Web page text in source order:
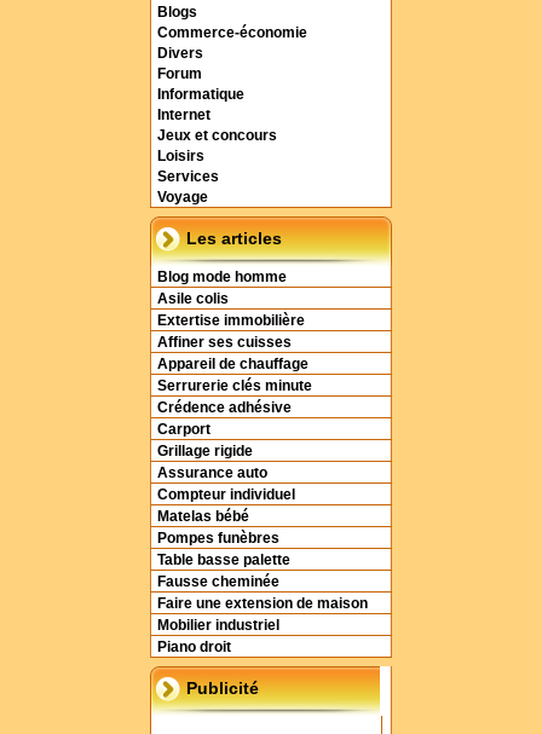
Blogs
Commerce-économie
Divers
Forum
Informatique
Internet
Jeux et concours
Loisirs
Services
Voyage
Les articles
Blog mode homme
Asile colis
Extertise immobilière
Affiner ses cuisses
Appareil de chauffage
Serrurerie clés minute
Crédence adhésive
Carport
Grillage rigide
Assurance auto
Compteur individuel
Matelas bébé
Pompes funèbres
Table basse palette
Fausse cheminée
Faire une extension de maison
Mobilier industriel
Piano droit
Publicité